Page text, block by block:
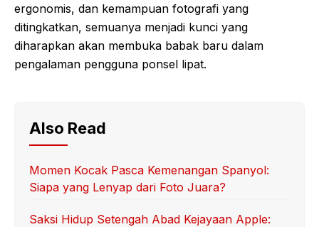
ergonomis, dan kemampuan fotografi yang
ditingkatkan, semuanya menjadi kunci yang
diharapkan akan membuka babak baru dalam
pengalaman pengguna ponsel lipat.
Also Read
Momen Kocak Pasca Kemenangan Spanyol:
Siapa yang Lenyap dari Foto Juara?
Saksi Hidup Setengah Abad Kejayaan Apple: